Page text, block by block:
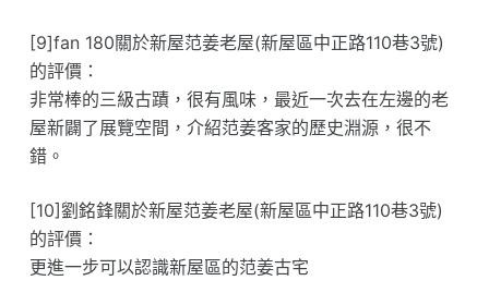
[9]fan 180關於新屋范姜老屋(新屋區中正路110巷3號)
的評價：
非常棒的三級古蹟，很有風味，最近一次去在左邊的老
屋新闢了展覽空間，介紹范姜客家的歷史淵源，很不
錯。
[10]劉銘鋒關於新屋范姜老屋(新屋區中正路110巷3號)
的評價：
更進一步可以認識新屋區的范姜古宅